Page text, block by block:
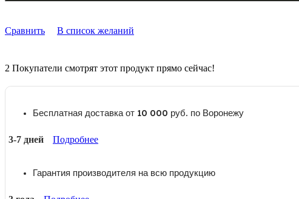
Сравнить
В список желаний
2 Покупатели смотрят этот продукт прямо сейчас!
Бесплатная доставка от 10 000 руб. по Воронежу
3-7 дней Подробнее
Гарантия производителя на всю продукцию